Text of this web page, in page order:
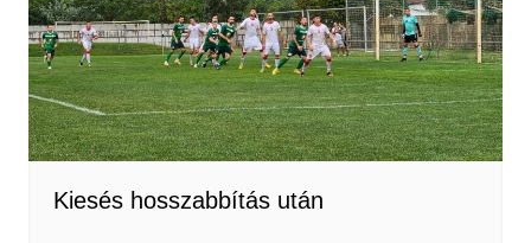
Kiesés hosszabbítás után